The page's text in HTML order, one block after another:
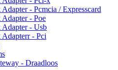
- Pcmcia / Expresscard
- Poe
- Usb
- Pci
- Draadloos